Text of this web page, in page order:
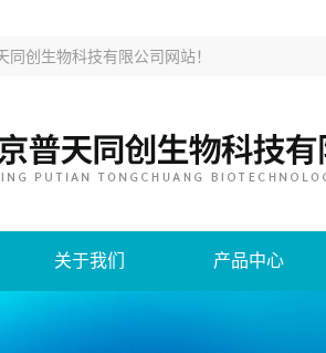
同创生物科技有限公司网站！
关于我们 产品中心